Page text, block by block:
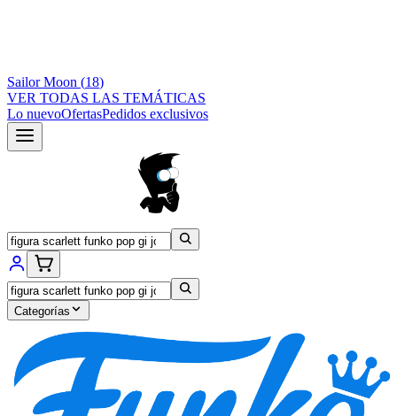
Sailor Moon (18)
VER TODAS LAS TEMÁTICAS
Lo nuevoOfertasPedidos exclusivos
Categorías